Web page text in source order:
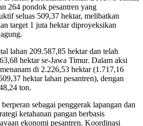
264 pondok pesantren yang
seluas 509,37 hektar, melibatkan
target 1 juta hektar diproyeksikan
lahan 209.587,85 hektar dan telah
hektar se-Jawa Timur. Dalam aksi
di 2.226,53 hektar (1.717,16
hektar lahan pesantren), dengan
ton.
sebagai penggerak lapangan dan
ketahanan pangan berbasis
ekonomi pesantren. Koordinasi